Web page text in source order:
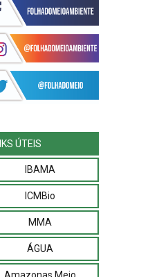
ÚTEIS
IBAMA
ICMBio
MMA
ÁGUA
Amazonas Meio